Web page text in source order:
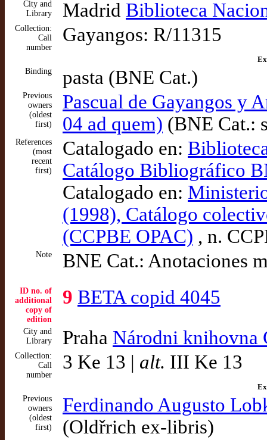
City and
Library
Madrid Biblioteca
Collection:
Call
number
Gayangos: R/11315
Binding
pasta (BNE Cat.)
Previous
owners
(oldest
first)
Pascual de Gayangos y
04 ad quem) (BNE Cat.:
References
(most
recent
first)
Catalogado en:
Catálogo Bibliográfico
Catalogado en:
(1998), Catálogo
(CCPBE OPAC) , n.
Note BNE Cat.: Anotaciones
ID no. of
additional
copy of
edition
9 BETA copid 4045
City and
Library
Praha Národni knihovna
Collection:
Call
number
3 Ke 13 | alt. III Ke 13
Previous
owners
(oldest
first)
Ferdinando Augusto
(Oldřrich ex-libris)